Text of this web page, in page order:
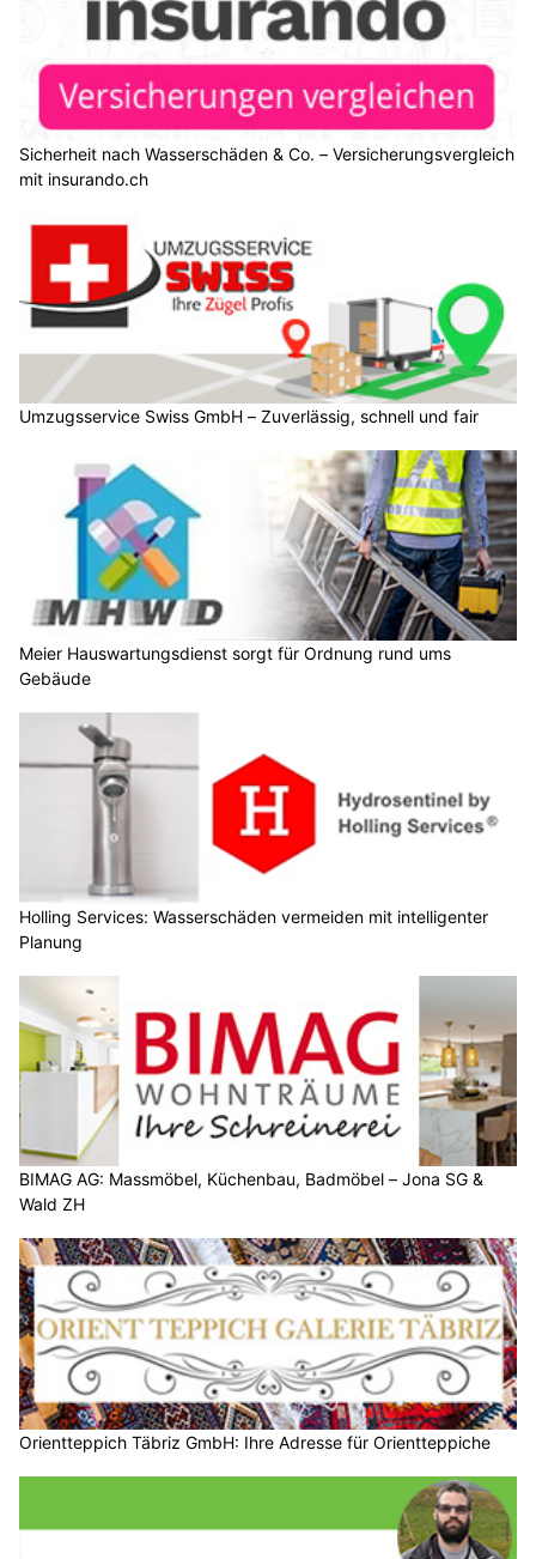
Sicherheit nach Wasserschäden & Co. – Versicherungsvergleich
mit insurando.ch
Umzugsservice Swiss GmbH – Zuverlässig, schnell und fair
Meier Hauswartungsdienst sorgt für Ordnung rund ums
Gebäude
Holling Services: Wasserschäden vermeiden mit intelligenter
Planung
BIMAG AG: Massmöbel, Küchenbau, Badmöbel – Jona SG &
Wald ZH
Orientteppich Täbriz GmbH: Ihre Adresse für Orientteppiche